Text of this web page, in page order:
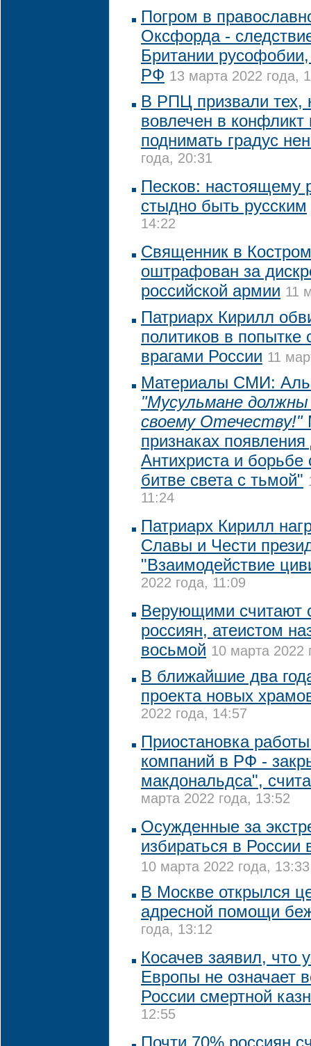
Погром в
Оксфорда -
Британии
РФ 13 марта 2022 года,
В РПЦ призвали тех,
вовлечен в конфликт
поднимать градус
года, 20:31
Песков: настоящему
стыдно быть русским
14:22
Священник в
оштрафован за
российской армии 11
Патриарх Кирилл
политиков в попытке
врагами России 11
Материалы СМИ:
"Мусульмане
своему Отечеству!"
признаках
Антихриста и
битве света с тьмой"
11:24
Патриарх Кирилл
Славы и Чести
"Взаимодействие
2022 года, 11:09
Верующими считают
россиян, атеистом
восьмой 10 марта 2022
В ближайшие два
проекта новых
2022 года, 14:57
Приостановка
компаний в РФ -
макдональдса",
марта 2022 года, 13:52
Осужденные за
избираться в России
10 марта 2022 года, 13:33
В Москве открылся
адресной помощи
года, 13:12
Косачев заявил, что
Европы не означает
России смертной
12:55
Почти 70% россиян